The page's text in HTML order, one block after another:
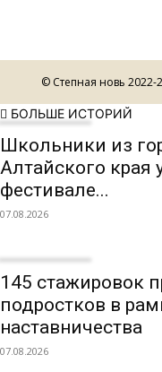
© Степная новь 2022-
БОЛЬШЕ ИСТОРИЙ
Школьники из
Алтайского края
фестивале...
07.08.2026
145 стажировок
подростков в
наставничества
07.08.2026